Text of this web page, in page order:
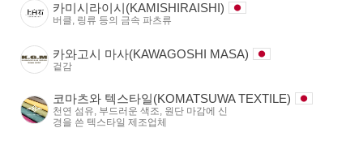
카미시라이시(KAMISHIRAISHI)
버클, 링류 등의 금속 파츠류
카와고시 마사(KAWAGOSHI MASA)
겉감
코마츠와 텍스타일(KOMATSUWA TEXTILE)
천연 섬유, 부드러운 색조, 원단 마감에 신
경을 쓴 텍스타일 제조업체